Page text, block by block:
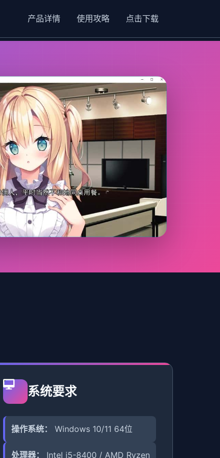
产品详情 使用攻略 点击下载
系统要求
操作系统： Windows 10/11 64位
处理器： Intel i5-8400 / AMD Ryzen